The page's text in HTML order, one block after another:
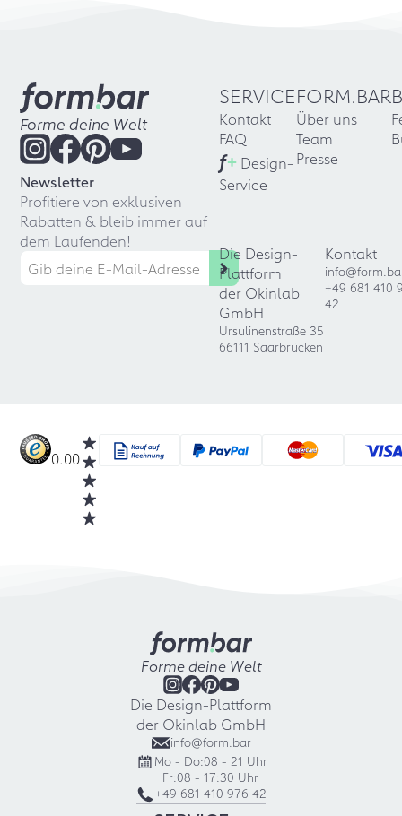
Forme deine Welt
Newsletter
Profitiere von exklusiven
Rabatten & bleib immer auf
dem Laufenden!
SERVICE
Kontakt
FAQ
f+ Design-
Service
FORM.BAR
Über uns
Team
Presse
Die Design-
Plattform
der Okinlab
GmbH
Ursulinenstraße 35
66111 Saarbrücken
Kontakt
+49 681 410
42
0.00
Forme deine Welt
Die Design-Plattform
der Okinlab GmbH
info@form.bar
Mo - Do:08 - 21 Uhr
Fr:08 - 17:30 Uhr
+49 681 410 976 42